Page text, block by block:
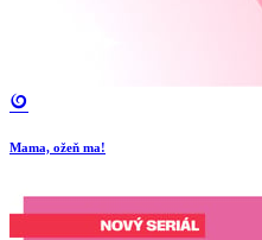
Mama, ožeň ma!